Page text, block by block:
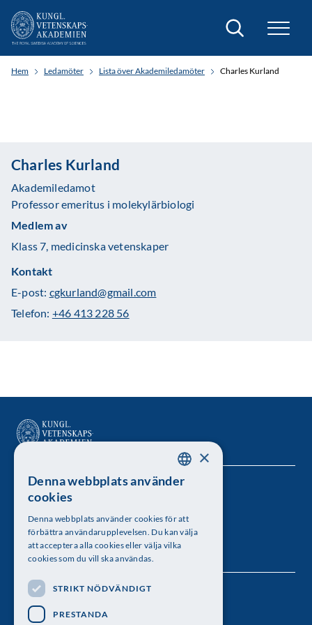
Sök
Hem Ledamöter Lista över Akademiledamöter Charles Kurland
Charles Kurland
Akademiledamot
Professor emeritus i molekylärbiologi
Medlem av
Klass 7, medicinska vetenskaper
Kontakt
E-post: cgkurland@gmail.com
Telefon: +46 413 228 56
Kungl. Vetenskapsakademien
Besöksadress: Lilla Frescativägen 4A
Telefon: 08-673 95 00
Följ oss
SWEDISH
×
Denna webbplats använder
cookies
Denna webbplats använder cookies för att
förbättra användarupplevelsen. Du kan välja
att acceptera alla cookies eller välja vilka
cookies som du vill ska användas.
STRIKT NÖDVÄNDIGT
PRESTANDA